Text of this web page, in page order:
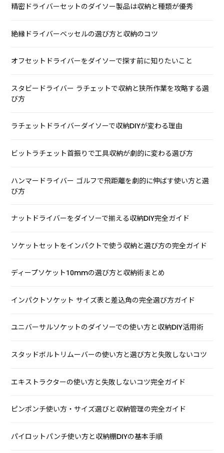
精密ドライバーセットのダイソー製品は収納と種類が優秀
絶縁ドライバーベッセルの選び方と収納のコツ
オフセットドライバーをダイソーで探す前に知りたいこと
スタビードライバー ラチェットで収納と狭所作業を攻略する選
び方
ラチェットドライバーダイソーで収納DIYが変わる理由
ビットラチェット首振りで工具収納が劇的に変わる選び方
ハンマードライバー ゴルフで飛距離を劇的に伸ばす使い方と選
び方
ナットドライバーをダイソーで揃える収納DIY完全ガイド
ソケットセットをインパクトで使う収納と選び方の完全ガイド
ディープソケット10mmの選び方と収納術まとめ
インパクトソケット サイズ表と差込角の完全選び方ガイド
ユニバーサルソケットのダイソーでの使い方と収納DIY活用術
スタッドボルトリムーバーの使い方と選び方と失敗しないコツ
エキストラクターの使い方と失敗しないコツ完全ガイド
ピンポンチ使い方・サイズ選びと収納管理の完全ガイド
パイロットパンチ使い方と収納棚DIYの基本手順